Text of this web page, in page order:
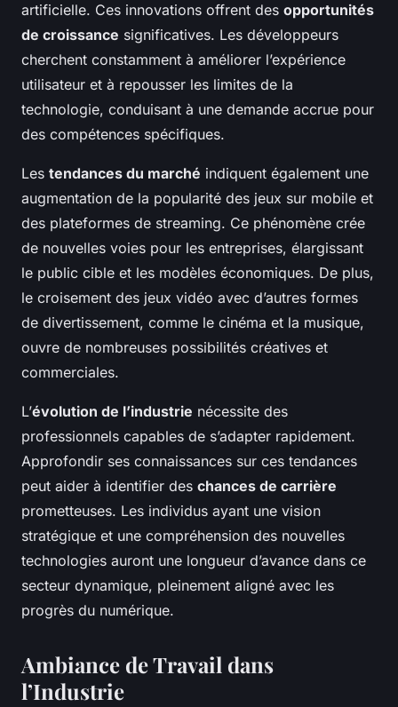
artificielle. Ces innovations offrent des opportunités
de croissance significatives. Les développeurs
cherchent constamment à améliorer l’expérience
utilisateur et à repousser les limites de la
technologie, conduisant à une demande accrue pour
des compétences spécifiques.
Les tendances du marché indiquent également une
augmentation de la popularité des jeux sur mobile et
des plateformes de streaming. Ce phénomène crée
de nouvelles voies pour les entreprises, élargissant
le public cible et les modèles économiques. De plus,
le croisement des jeux vidéo avec d’autres formes
de divertissement, comme le cinéma et la musique,
ouvre de nombreuses possibilités créatives et
commerciales.
L’évolution de l’industrie nécessite des
professionnels capables de s’adapter rapidement.
Approfondir ses connaissances sur ces tendances
peut aider à identifier des chances de carrière
prometteuses. Les individus ayant une vision
stratégique et une compréhension des nouvelles
technologies auront une longueur d’avance dans ce
secteur dynamique, pleinement aligné avec les
progrès du numérique.
Ambiance de Travail dans
l’Industrie